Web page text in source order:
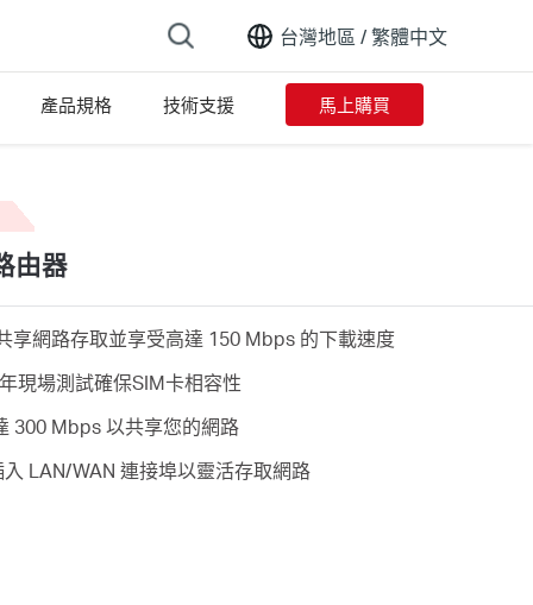
台灣地區 /繁體中文
產品規格 技術支援 馬上購買
list
由器
享網路存取並享受高達 150 Mbps 的下載速度
現場測試確保SIM卡相容性
300 Mbps 以共享您的網路
LAN/WAN 連接埠以靈活存取網路